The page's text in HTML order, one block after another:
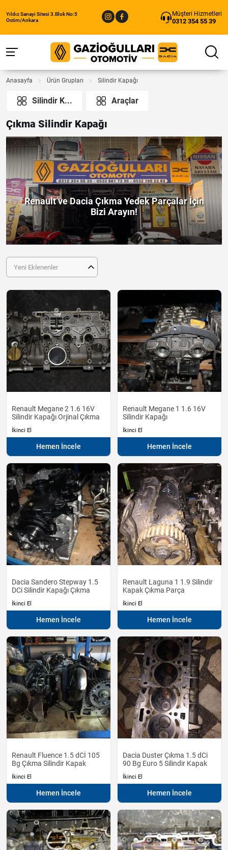
Yıldız Sanayi Sitesi 3.Blok No:5
Ostim/Ankara
Müşteri Hizmetleri
0312 354 55 39
Anasayfa Ürün Grupları Silindir Kapağı
Silindir K... Araçlar
Çıkma Silindir Kapağı
Renault ve Dacia Çıkma Yedek Parçalar İçin
Bizi Arayın!
Yeni Eklenenler
Renault Megane 2 1.6 16V
Silindir Kapağı Orjinal Çıkma
İkinci El
Hemen İncele
Renault Megane 1 1.6 16V
Silindir Kapağı
İkinci El
Hemen İncele
Dacia Sandero Stepway 1.5
DCi Silindir Kapağı Çıkma
İkinci El
Hemen İncele
Renault Laguna 1 1.9 Silindir
Kapak Çıkma Parça
İkinci El
Hemen İncele
Renault Fluence 1.5 dCİ 105
Bg Çıkma Silindir Kapak
İkinci El
Hemen İncele
Dacia Duster Çıkma 1.5 dCi
90 Bg Euro 5 Silindir Kapak
İkinci El
Hemen İncele